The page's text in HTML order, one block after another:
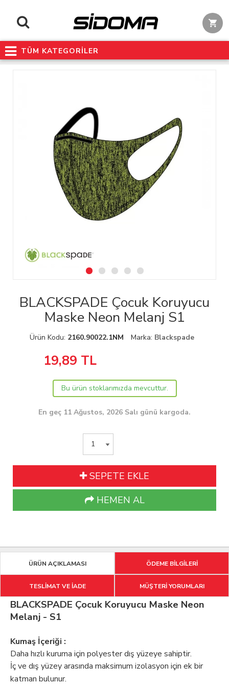
TÜM KATEGORİLER
BLACKSPADE Çocuk Koruyucu
Maske Neon Melanj S1
Ürün Kodu: 2160.90022.1NM Marka: Blackspade
19,89 TL
Bu ürün stoklarımızda mevcuttur.
En geç 11 Ağustos, 2026 Salı günü kargoda.
SEPETE EKLE
HEMEN AL
ÜRÜN AÇIKLAMASI ÖDEME BİLGİLERİ
TESLİMAT VE İADE MÜŞTERİ YORUMLARI
BLACKSPADE Çocuk Koruyucu Maske Neon
Melanj - S1
Kumaş İçeriği :
Daha hızlı kuruma için polyester dış yüzeye sahiptir.
İç ve dış yüzey arasında maksimum izolasyon için ek bir
katman bulunur.